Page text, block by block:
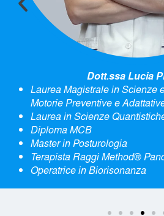
Dott.ssa Alessia
Laurea in Servizio Sociale
Responsabile area corsi di
Raggi Method®